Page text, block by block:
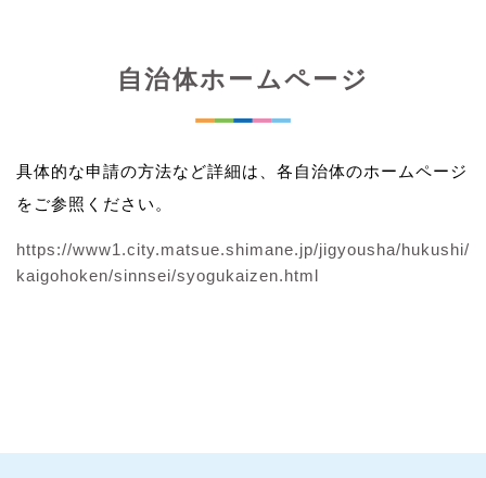
自治体ホームページ
具体的な申請の方法など詳細は、各自治体のホームページ
をご参照ください。
https://www1.city.matsue.shimane.jp/jigyousha/hukushi/
kaigohoken/sinnsei/syogukaizen.html